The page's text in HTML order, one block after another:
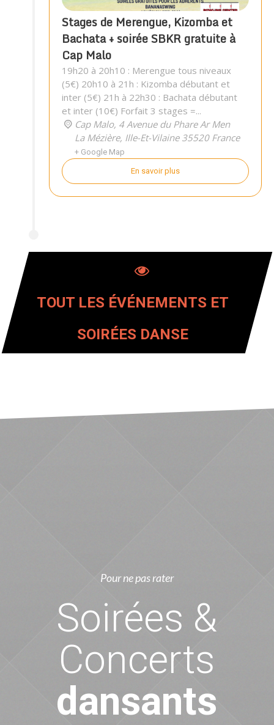
Stages de Merengue, Kizomba et
Bachata + soirée SBKR gratuite à
Cap Malo
19h20 à 20h10 : Merengue tous niveaux
(5€) 20h10 à 21h : Kizomba débutant et
inter (5€) 21h à 22h30 : Bachata débutant
et inter (10€) Forfait 3 stages =...
Cap Malo, 4 Avenue du Phare Ar Men
La Mézière, Ille-Et-Vilaine 35520 France
+ Google Map
En savoir plus
TOUT LES ÉVÉNEMENTS ET
SOIRÉES DANSE
Pour ne pas rater
Soirées &
Concerts
dansants